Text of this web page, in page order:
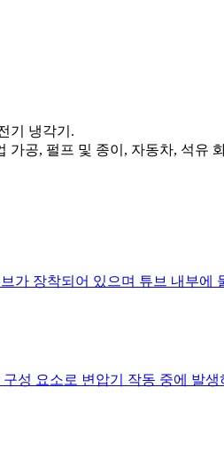
기 냉각기.
가공, 펄프 및 종이, 자동차, 석유
가 장착되어 있으며 튜브 내부에
성 요소로 변압기 작동 중에 발